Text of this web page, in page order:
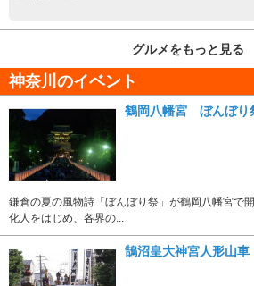
グルメをもっと見る
神奈川のイベント
鶴岡八幡宮 ぼんぼり
鎌倉の夏の風物詩「ぼんぼり祭」が鶴岡八幡宮で
化人をはじめ、各界の...
鵠沼皇大神宮人形山車